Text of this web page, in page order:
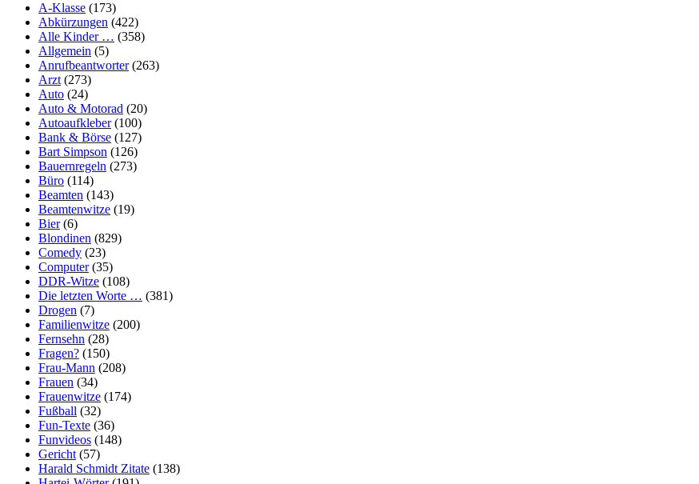
A-Klasse (173)
Abkürzungen (422)
Alle Kinder … (358)
Allgemein (5)
Anrufbeantworter(263)
Arzt(273)
Auto (24)
Auto & Motorad (20)
Autoaufkleber(100)
Bank & Börse (127)
Bart Simpson (126)
Bauernregeln (273)
Büro (114)
Beamten (143)
Beamtenwitze (19)
Bier(6)
Blondinen (829)
Comedy (23)
Computer(35)
DDR-Witze (108)
Die letzten Worte … (381)
Drogen (7)
Familienwitze (200)
Fernsehn (28)
Fragen? (150)
Frau-Mann (208)
Frauen (34)
Frauenwitze (174)
Fußball (32)
Fun-Texte (36)
Funvideos (148)
Gericht(57)
Harald Schmidt Zitate (138)